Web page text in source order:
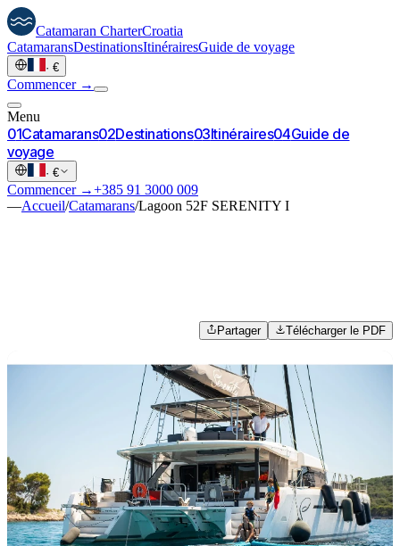
Catamaran CharterCroatia
CatamaransDestinationsItinérairesGuide de voyage
· €
Commencer →
Menu
01Catamarans02Destinations03Itinéraires04Guide de
voyage
· €
Commencer →+385 91 3000 009
—Accueil/Catamarans/Lagoon 52F SERENITY I
Partager Télécharger le PDF